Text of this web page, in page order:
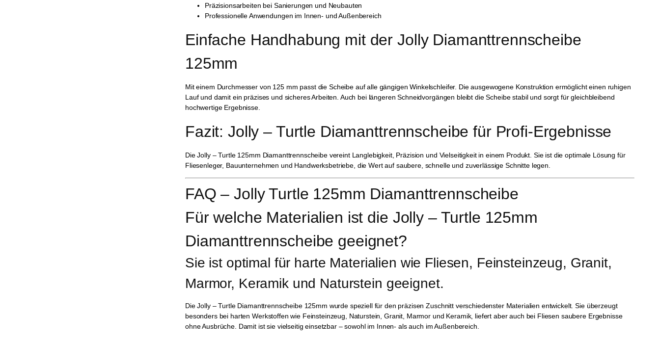
Präzisionsarbeiten bei Sanierungen und Neubauten
Professionelle Anwendungen im Innen- und Außenbereich
Einfache Handhabung mit der Jolly Diamanttrennscheibe
125mm
Mit einem Durchmesser von 125 mm passt die Scheibe auf alle gängigen Winkelschleifer. Die ausgewogene Konstruktion ermöglicht einen ruhigen
Lauf und damit ein präzises und sicheres Arbeiten. Auch bei längeren Schneidvorgängen bleibt die Scheibe stabil und sorgt für gleichbleibend
hochwertige Ergebnisse.
Fazit: Jolly – Turtle Diamanttrennscheibe für Profi-Ergebnisse
Die Jolly – Turtle 125mm Diamanttrennscheibe vereint Langlebigkeit, Präzision und Vielseitigkeit in einem Produkt. Sie ist die optimale Lösung für
Fliesenleger, Bauunternehmen und Handwerksbetriebe, die Wert auf saubere, schnelle und zuverlässige Schnitte legen.
FAQ – Jolly Turtle 125mm Diamanttrennscheibe
Für welche Materialien ist die Jolly – Turtle 125mm
Diamanttrennscheibe geeignet?
Sie ist optimal für harte Materialien wie Fliesen, Feinsteinzeug, Granit,
Marmor, Keramik und Naturstein geeignet.
Die Jolly – Turtle Diamanttrennscheibe 125mm wurde speziell für den präzisen Zuschnitt verschiedenster Materialien entwickelt. Sie überzeugt
besonders bei harten Werkstoffen wie Feinsteinzeug, Naturstein, Granit, Marmor und Keramik, liefert aber auch bei Fliesen saubere Ergebnisse
ohne Ausbrüche. Damit ist sie vielseitig einsetzbar – sowohl im Innen- als auch im Außenbereich.